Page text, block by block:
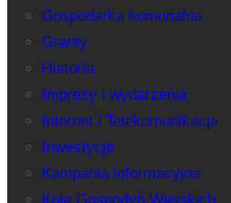
Gospodarka komunalna
Granty
Historia
Imprezy i wydarzenia
Internet i Telekomunikacja
Inwestycje
Kampania informacyjna